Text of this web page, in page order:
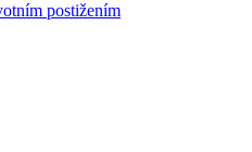
postižením